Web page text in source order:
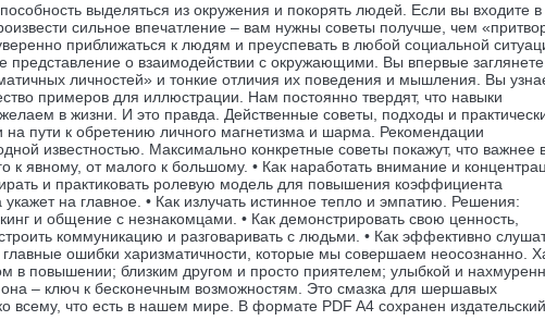
выделяться из окружения и покорять людей. Если вы входите в
сильное впечатление – вам нужны советы получше, чем
приближаться к людям и преуспевать в любой социальной
о взаимодействии с окружающими. Вы впервые заглянете
личностей» и тонкие отличия их поведения и мышления. Вы
примеров для иллюстрации. Нам постоянно твердят, что навыки
в жизни. И это правда. Действенные советы, подходы и
пути к обретению личного магнетизма и шарма. Рекомендации
известностью. Максимально конкретные советы покажут, что важнее
явному, от малого к большому. • Как наработать внимание и
и практиковать ролевую модель для повышения коэффициента
на главное. • Как излучать истинное тепло и эмпатию. Решения:
и общение с незнакомцами. • Как демонстрировать свою ценность,
коммуникацию и разговаривать с людьми. • Как эффективно
главные ошибки харизматичности, которые мы совершаем неосознанно.
в повышении; близким другом и просто приятелем; улыбкой и
– ключ к бесконечным возможностям. Это смазка для шершавых
всему, что есть в нашем мире. В формате PDF A4 сохранен